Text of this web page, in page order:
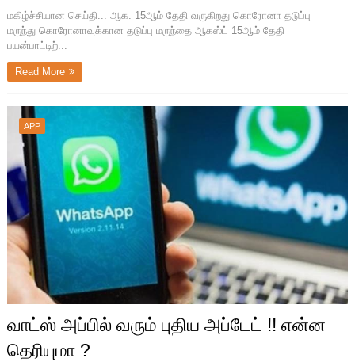
மகிழ்ச்சியான செய்தி... ஆக. 15ஆம் தேதி வருகிறது கொரோனா தடுப்பு
மருந்து கொரோனாவுக்கான தடுப்பு மருந்தை ஆகஸ்ட் 15ஆம் தேதி
பயன்பாட்டிற்...
Read More
APP
வாட்ஸ் அப்பில் வரும் புதிய அப்டேட் !! என்ன
தெரியுமா ?